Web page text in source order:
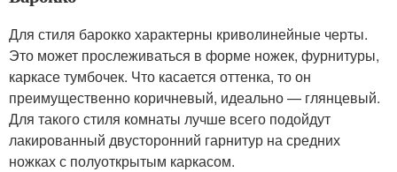
Для стиля барокко характерны криволинейные черты.
Это может прослеживаться в форме ножек, фурнитуры,
каркасе тумбочек. Что касается оттенка, то он
преимущественно коричневый, идеально — глянцевый.
Для такого стиля комнаты лучше всего подойдут
лакированный двусторонний гарнитур на средних
ножках с полуоткрытым каркасом.